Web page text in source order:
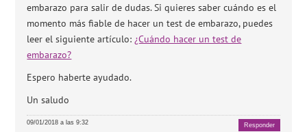
embarazo para salir de dudas. Si quieres saber cuándo es el
momento más fiable de hacer un test de embarazo, puedes
leer el siguiente artículo: ¿Cuándo hacer un test de
embarazo?
Espero haberte ayudado.
Un saludo
09/01/2018 a las 9:32 Responder